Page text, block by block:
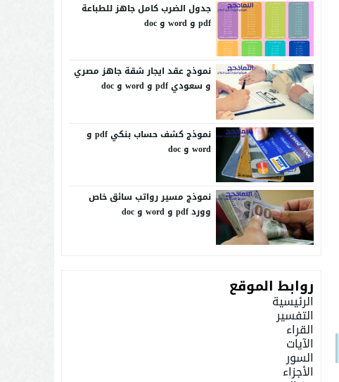
جدول الضرب كامل جاهز للطباعة
pdf و word و doc
نموذج عقد ايجار شقة جاهز مصري
و سعودي pdf و word و doc
نموذج كشف حساب بنكي pdf و
word و doc
نموذج مسير رواتب سائق خاص
وورد pdf و word و doc
روابط الموقع
الرئيسية
التفسير
القراء
الآيات
السور
الأجزاء